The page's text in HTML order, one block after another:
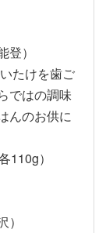
）
たけを歯ご
ではの調味
んのお供に
110g）